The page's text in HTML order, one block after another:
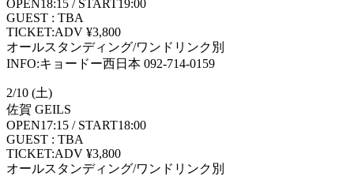
OPEN18:15 / START19:00
GUEST : TBA
TICKET:ADV ¥3,800
オールスタンディング/ワンドリンク別
INFO:キョードー西日本 092-714-0159
2/10 (土)
佐賀 GEILS
OPEN17:15 / START18:00
GUEST : TBA
TICKET:ADV ¥3,800
オールスタンディング/ワンドリンク別